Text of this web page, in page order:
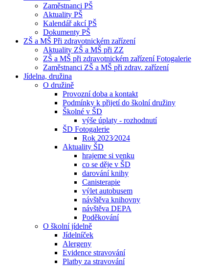
Zaměstnanci PŠ
Aktuality PŠ
Kalendář akcí PŠ
Dokumenty PŠ
ZŠ a MŠ Při zdravotnickém zařízení
Aktuality ZŠ a MŠ při ZZ
ZŠ a MŠ při zdravotnickém zařízení Fotogalerie
Zaměstnanci ZŠ a MŠ při zdrav. zařízení
Jídelna, družina
O družině
Provozní doba a kontakt
Podmínky k přijetí do školní družiny
Školné v ŠD
výše úplaty - rozhodnutí
ŠD Fotogalerie
Rok 2023⁄2024
Aktuality ŠD
hrajeme si venku
co se děje v ŠD
darování knihy
Canisterapie
výlet autobusem
návštěva knihovny
návštěva DEPA
Poděkování
O školní jídelně
Jídelníček
Alergeny
Evidence stravování
Platby za stravování